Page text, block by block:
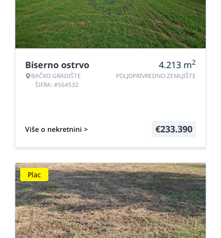
Biserno ostrvo
BAČKO GRADIŠTE
ŠIFRA: #564532
4.213 m2
POLJOPRIVREDNO ZEMLJIŠTE
Više o nekretnini > €233.390
Plac